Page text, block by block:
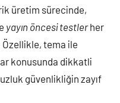
üretim sürecinde,
yayın öncesi testlerher
Özellikle, tema ile
konusunda dikkatli
güvenlikliğin zayıf